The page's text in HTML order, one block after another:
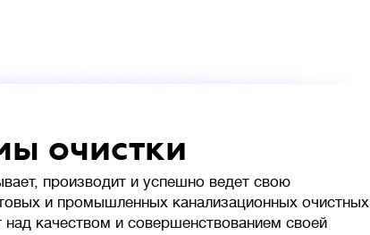
очистки
производит и успешно ведет свою
и промышленных канализационных очистных
качеством и совершенствованием своей